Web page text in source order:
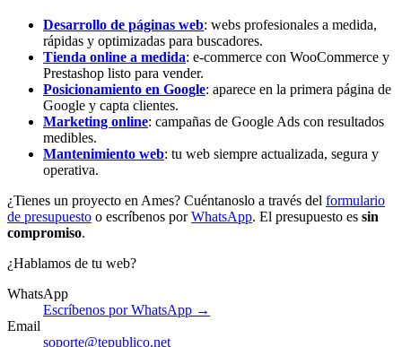
Desarrollo de páginas web: webs profesionales a medida,
rápidas y optimizadas para buscadores.
Tienda online a medida: e-commerce con WooCommerce y
Prestashop listo para vender.
Posicionamiento en Google: aparece en la primera página de
Google y capta clientes.
Marketing online: campañas de Google Ads con resultados
medibles.
Mantenimiento web: tu web siempre actualizada, segura y
operativa.
¿Tienes un proyecto en Ames? Cuéntanoslo a través del formulario
de presupuesto o escríbenos porWhatsApp. El presupuesto es sin
compromiso.
¿Hablamos de tu web?
WhatsApp
Escríbenos por WhatsApp →
Email
soporte@tepublico.net